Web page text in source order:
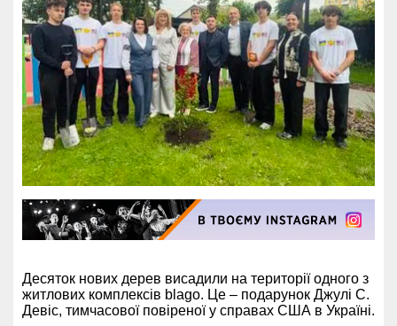
Десяток нових дерев висадили на території одного з
житлових комплексів blago. Це – подарунок Джулі С.
Девіс, тимчасової повіреної у справах США в Україні.